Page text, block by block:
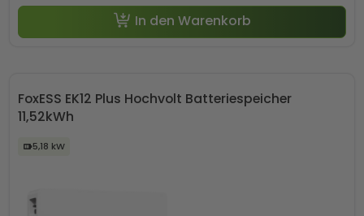
In den Warenkorb
FoxESS EK12 Plus Hochvolt Batteriespeicher
11,52kWh
5,18 kW